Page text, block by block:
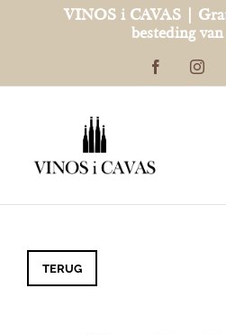
VINOS i CAVAS |
besteding
Facebook
TERUG